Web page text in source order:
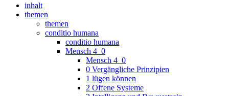
inhalt
themen
themen
conditio humana
conditio humana
Mensch 4_0
Mensch 4_0
0 Vergängliche Prinzipien
1 lügen können
2 Offene Systeme